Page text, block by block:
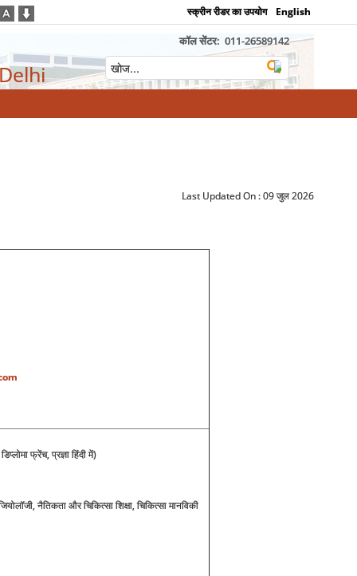
स्क्रीन रीडर का उपयोग English
कॉल सेंटर: 011-26589142
Last Updated On :09 जुल 2026
फ्रेंच, प्रज्ञा हिंदी में)
नैतिकता और चिकित्सा शिक्षा, चिकित्सा मानविकी